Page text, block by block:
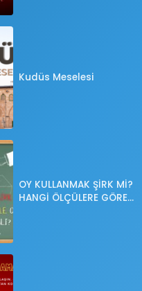
Kudüs Meselesi
OY KULLANMAK ŞİRK Mİ?
HANGİ ÖLÇÜLERE GÖRE